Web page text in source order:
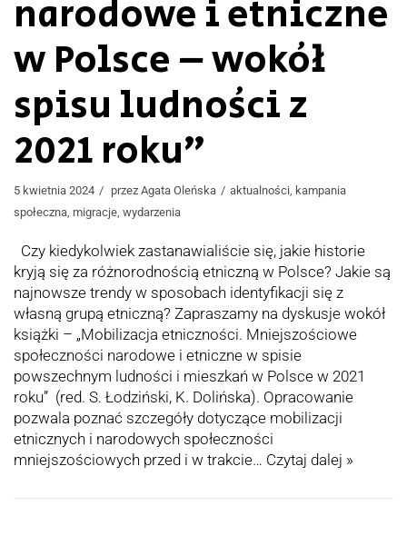
narodowe i etniczne
w Polsce – wokół
spisu ludności z
2021 roku”
5 kwietnia 2024 przez Agata Oleńska aktualności, kampania
społeczna, migracje, wydarzenia
Czy kiedykolwiek zastanawialiście się, jakie historie
kryją się za różnorodnością etniczną w Polsce? Jakie są
najnowsze trendy w sposobach identyfikacji się z
własną grupą etniczną? Zapraszamy na dyskusje wokół
książki – „Mobilizacja etniczności. Mniejszościowe
społeczności narodowe i etniczne w spisie
powszechnym ludności i mieszkań w Polsce w 2021
roku” (red. S. Łodziński, K. Dolińska). Opracowanie
pozwala poznać szczegóły dotyczące mobilizacji
etnicznych i narodowych społeczności
mniejszościowych przed i w trakcie… Czytaj dalej »